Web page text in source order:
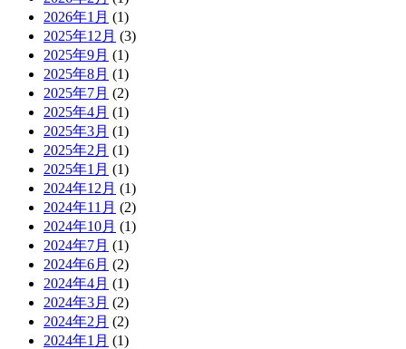
2026年1月 (1)
2025年12月 (3)
2025年9月 (1)
2025年8月 (1)
2025年7月 (2)
2025年4月 (1)
2025年3月 (1)
2025年2月 (1)
2025年1月 (1)
2024年12月 (1)
2024年11月 (2)
2024年10月 (1)
2024年7月 (1)
2024年6月 (2)
2024年4月 (1)
2024年3月 (2)
2024年2月 (2)
2024年1月 (1)